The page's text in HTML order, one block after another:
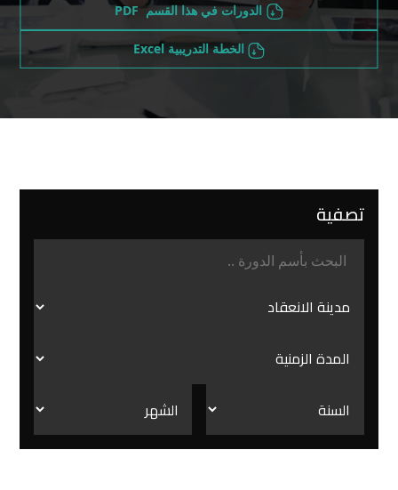
الدورات في هذا القسم PDF
الخطة التدريبية Excel
تصفية